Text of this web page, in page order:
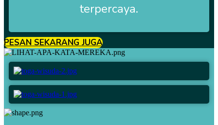
terpercaya.
PESAN SEKARANG JUGA